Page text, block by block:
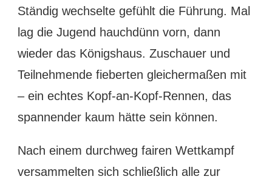
Ständig wechselte gefühlt die Führung. Mal
lag die Jugend hauchdünn vorn, dann
wieder das Königshaus. Zuschauer und
Teilnehmende fieberten gleichermaßen mit
– ein echtes Kopf-an-Kopf-Rennen, das
spannender kaum hätte sein können.
Nach einem durchweg fairen Wettkampf
versammelten sich schließlich alle zur